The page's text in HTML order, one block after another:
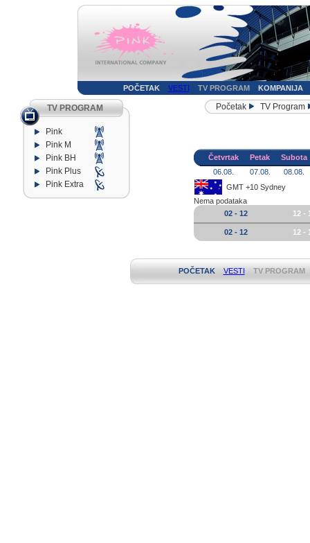
POČETAK VESTI TV PROGRAM KOMPANIJA
TV PROGRAM
Pink
Pink M
Pink BH
Pink Plus
Pink Extra
Početak TV Program
Četvrtak Petak
Subota
06.08.
07.08.
08.08.
GMT +10 Sydney
Nema podataka
02 - 12
12 -
02 - 12 12 -
POČETAK VESTI TV PROGRAM